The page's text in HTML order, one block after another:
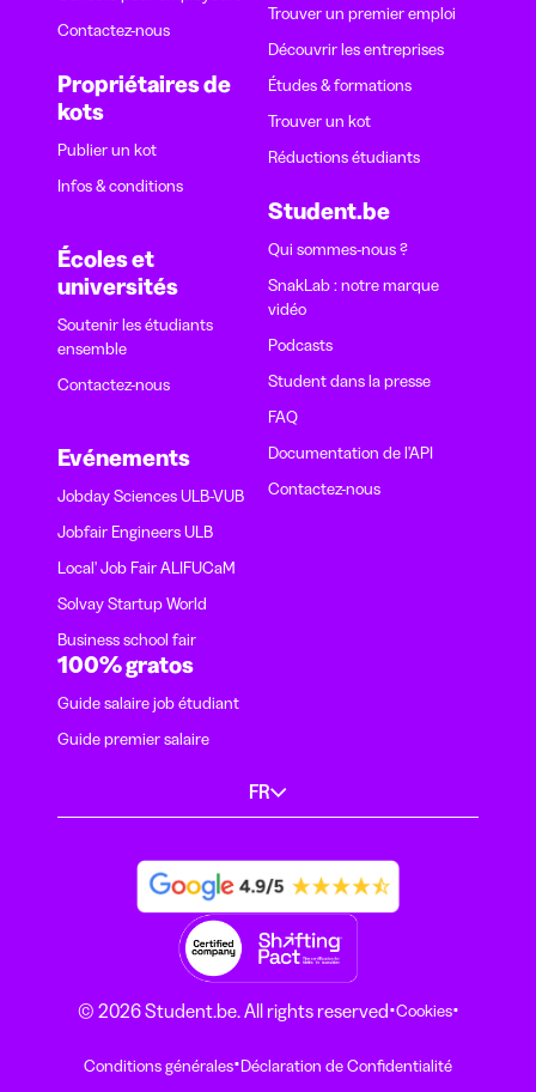
Contactez-nous
Propriétaires de
kots
Publier un kot
Infos & conditions
Écoles et
universités
Soutenir les étudiants
ensemble
Contactez-nous
Evénements
Jobday Sciences ULB-VUB
Jobfair Engineers ULB
Local' Job Fair ALIFUCaM
Solvay Startup World
Business school fair
Trouver un premier emploi
Découvrir les entreprises
Études & formations
Trouver un kot
Réductions étudiants
Student.be
Qui sommes-nous ?
SnakLab : notre marque
vidéo
Podcasts
Student dans la presse
FAQ
Documentation de l'API
Contactez-nous
100% gratos
Guide salaire job étudiant
Guide premier salaire
FR
© 2026 Student.be. All rights reserved·Cookies·
Conditions générales·Déclaration de Confidentialité